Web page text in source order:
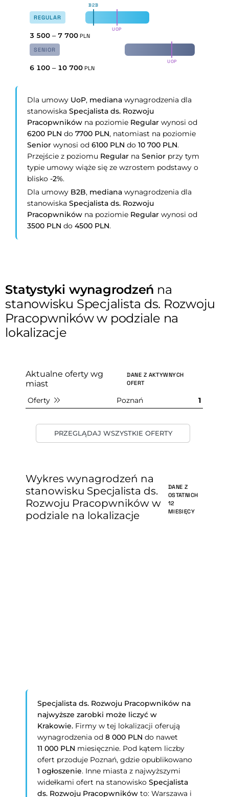
REGULAR
B2B
UOP
3 500 – 7 700 PLN
SENIOR
UOP
6 100 – 10 700 PLN
Dla umowy UoP, mediana wynagrodzenia dla
stanowiskaSpecjalista ds. Rozwoju
Pracopwników na poziomie Regular wynosi od
6200 PLN do7700 PLN, natomiast na poziomie
Senior wynosi od6100 PLN do10 700 PLN.
Przejście z poziomu Regular naSenior przy tym
typie umowy wiąże się ze wzrostem podstawy o
blisko-2%.
Dla umowy B2B, mediana wynagrodzenia dla
stanowiskaSpecjalista ds. Rozwoju
Pracopwników na poziomie Regular wynosi od
3500 PLN do4500 PLN.
Statystyki wynagrodzeń na
stanowisku Specjalista ds. Rozwoju
Pracopwników w podziale na
lokalizacje
Aktualne oferty wg
miast
DANE Z AKTYWNYCH
OFERT
Oferty Poznań 1
PRZEGLĄDAJ WSZYSTKIE OFERTY
Wykres wynagrodzeń na
stanowisku Specjalista ds.
Rozwoju Pracopwników w
podziale na lokalizacje
DANE Z
OSTATNICH
12
MIESIĘCY
Specjalista ds. Rozwoju Pracopwników na
najwyższe zarobki może liczyć w
Krakowie. Firmy w tej lokalizacji oferują
wynagrodzenia od8 000 PLN do nawet
11 000 PLN miesięcznie. Pod kątem liczby
ofert przoduje Poznań, gdzie opublikowano
1 ogłoszenie. Inne miasta z najwyższymi
widełkami ofert na stanowiskoSpecjalista
ds. Rozwoju Pracopwników to: Warszawa i